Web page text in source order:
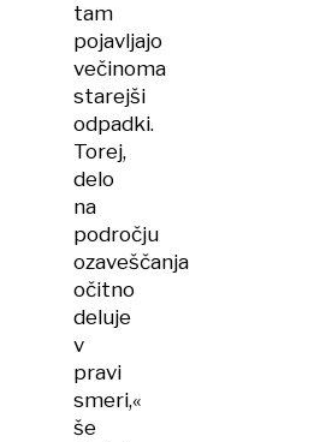
tam
pojavljajo
večinoma
starejši
odpadki.
Torej,
delo
na
področju
ozaveščanja
očitno
deluje
v
pravi
smeri,«
še